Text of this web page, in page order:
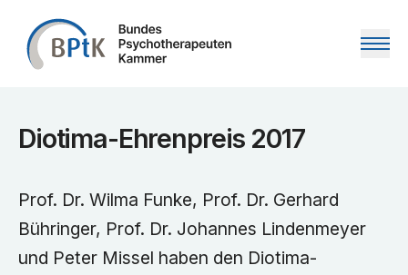
Zum Inhalt springen
Diotima-Ehrenpreis 2017
Prof. Dr. Wilma Funke, Prof. Dr. Gerhard
Bühringer, Prof. Dr. Johannes Lindenmeyer
und Peter Missel haben den Diotima-